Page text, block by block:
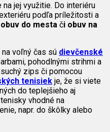
jej využitie. Do interiéru
podľa príležitosti a
do mesta či obuv na
voľný čas sú dievčenské
pohodlnými strihmi a
zips či pomocou
tenisiek je, že si viete
do teplejšieho aj
vhodné na
napr. do škôlky alebo